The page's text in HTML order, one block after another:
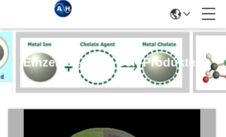
Einzelheiten Zu Den Produkten